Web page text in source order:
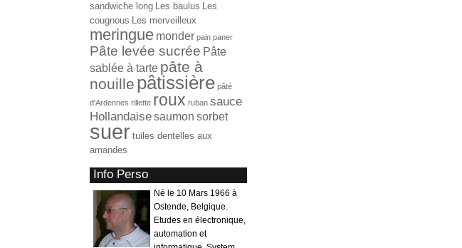
sandwiche long Les baulus Les
cougnous Les merveilleux
meringue monder pain paner
Pâte levée sucrée Pâte
sablée à tarte pâte à
nouille pâtissière pâté
d'Ardennes rillette roux ruban sauce
Hollandaisesaumon sorbet
suer tuiles dentelles aux
amandes
Info Perso
Né le 10 Mars 1966 à
Ostende, Belgique.
Etudes en électronique,
automation et